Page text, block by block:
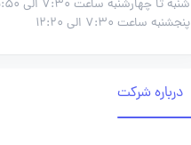
شنبه تا چهارشنبه
پنجشنبه ساعت 7:30 الی 12:20
درباره شرکت